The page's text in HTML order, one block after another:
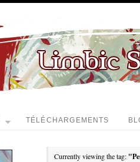
TÉLÉCHARGEMENTS
Currently viewing the tag: